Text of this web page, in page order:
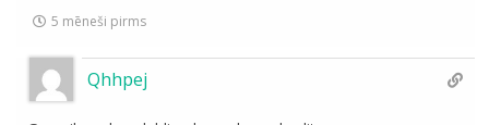
5 mēneši pirms
Qhhpej